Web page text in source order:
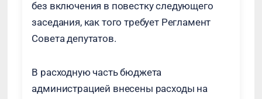
без включения в повестку следующего
заседания, как того требует Регламент
Совета депутатов.
В расходную часть бюджета
администрацией внесены расходы на